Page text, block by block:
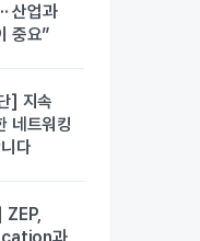
산업과
중요”
] 지속
네트워킹
다